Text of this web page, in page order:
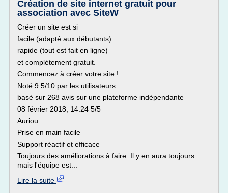
Création de site internet gratuit pour
association avec SiteW
Créer un site est si
facile (adapté aux débutants)
rapide (tout est fait en ligne)
et complètement gratuit.
Commencez à créer votre site !
Noté 9.5/10 par les utilisateurs
basé sur 268 avis sur une plateforme indépendante
08 février 2018, 14:24 5/5
Auriou
Prise en main facile
Support réactif et efficace
Toujours des améliorations à faire. Il y en aura toujours...
mais l'équipe est...
Lire la suite